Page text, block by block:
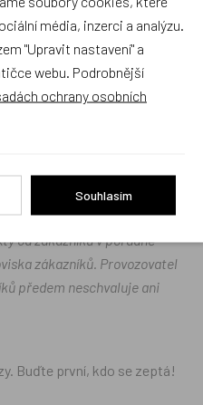
a rádi Vám poradíme
10–17 hod).
dotaz
od zákazníků v poradně
zákazníků. Provozovatel
předem neschvaluje ani
Buďte první, kdo se zeptá!
média, inzerci a analýzu.
"Upravit nastavení" a
webu. Podrobnější
ochrany osobních
Souhlasím